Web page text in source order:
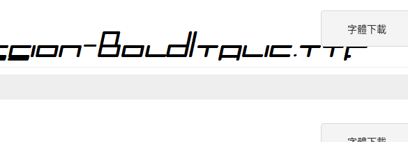
字體下載